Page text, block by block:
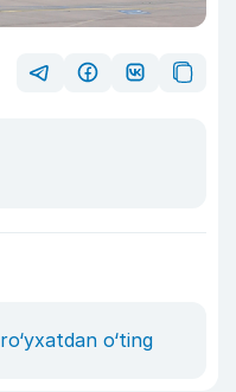
ro‘yxatdan o‘ting